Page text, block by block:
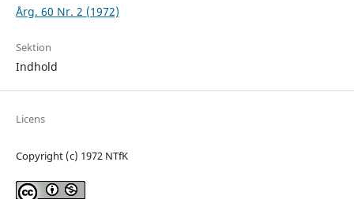
Årg. 60 Nr. 2 (1972)
Sektion
Indhold
Licens
Copyright (c) 1972 NTfK